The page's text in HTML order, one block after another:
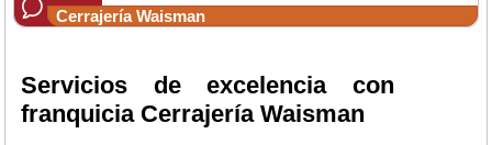
Cerrajería Waisman
Servicios de excelencia con
franquicia Cerrajería Waisman